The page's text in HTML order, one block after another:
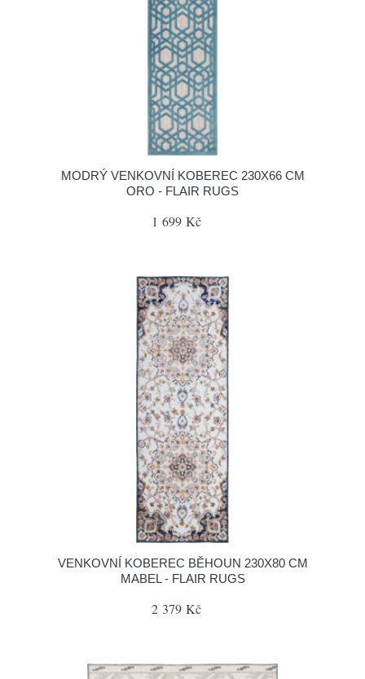
MODRÝ VENKOVNÍ KOBEREC 230X66 CM
ORO - FLAIR RUGS
1 699 Kč
VENKOVNÍ KOBEREC BĚHOUN 230X80 CM
MABEL - FLAIR RUGS
2 379 Kč